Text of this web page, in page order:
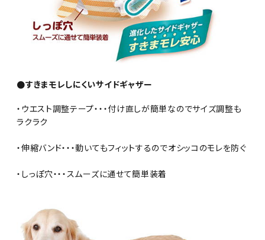
●すきまモレしにくいサイドギャザー
・ウエスト調整テープ・・・付け直しが簡単なのでサイズ調整も
ラクラク
・伸縮バンド・・・動いてもフィットするのでオシッコのモレを防ぐ
・しっぽ穴・・・スムーズに通せて簡単装着